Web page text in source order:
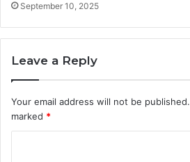
September 10, 2025
Leave a Reply
Your email address will not be published.
marked *